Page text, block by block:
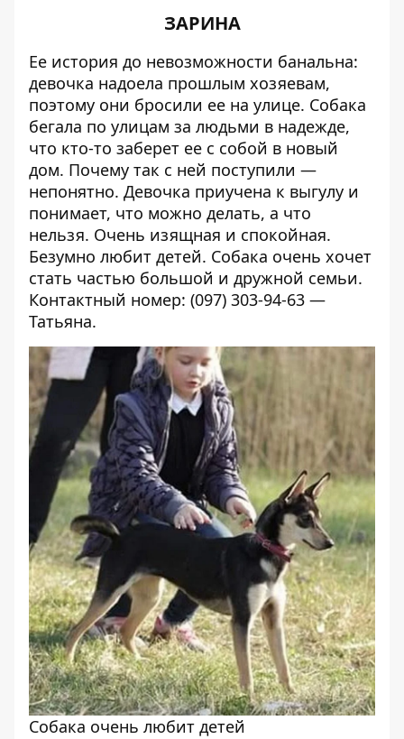
ЗАРИНА
Ее история до невозможности банальна:
девочка надоела прошлым хозяевам,
поэтому они бросили ее на улице. Собака
бегала по улицам за людьми в надежде,
что кто-то заберет ее с собой в новый
дом. Почему так с ней поступили —
непонятно. Девочка приучена к выгулу и
понимает, что можно делать, а что
нельзя. Очень изящная и спокойная.
Безумно любит детей. Собака очень хочет
стать частью большой и дружной семьи.
Контактный номер: (097) 303-94-63 —
Татьяна.
Собака очень любит детей